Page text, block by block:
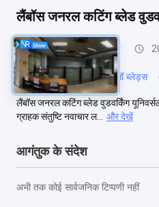
लैंबॉस जनरल कटिंग ब्लेड
औद्योगिक परिपत्र देखा ब्लेड
#पोर्टेबल इंडस्ट्रियल सर्कुलर सॉ ब्लेड्स
लैंबॉस जनरल कटिंग ब्लेड वुडवर्किंग
ग्राहक संतुष्टि नवाचार ल...
और देखें
आगंतुक के संदेश
अभी तक कोई सार्वजनिक टिप्पणी नहीं